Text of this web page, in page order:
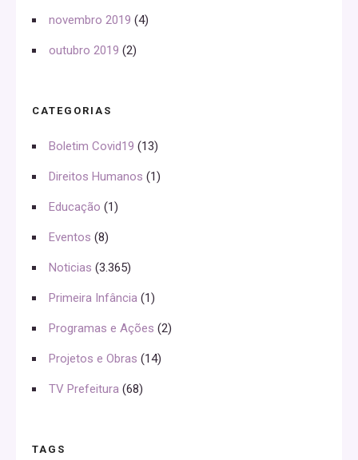
novembro 2019 (4)
outubro 2019 (2)
CATEGORIAS
Boletim Covid19 (13)
Direitos Humanos (1)
Educação (1)
Eventos (8)
Noticias (3.365)
Primeira Infância (1)
Programas e Ações (2)
Projetos e Obras (14)
TV Prefeitura (68)
TAGS